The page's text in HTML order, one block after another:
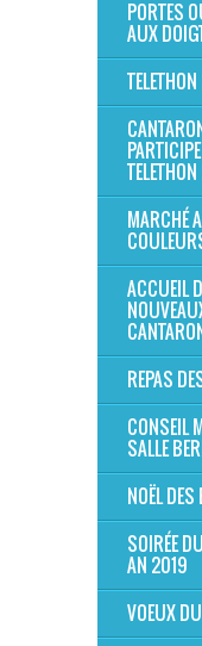
PORTES
AUX
MARCHÉ
ACCUEIL
REPAS
CONSEIL
SALLE
NOËL DES
SOIRÉE
AN 2019
VOEUX